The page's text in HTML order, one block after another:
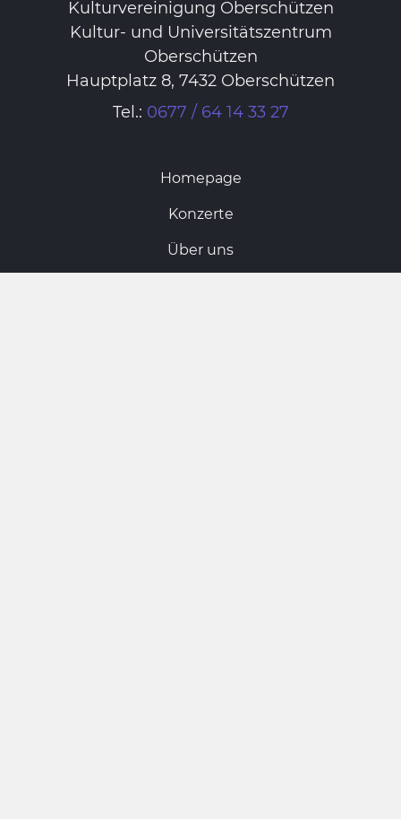
Kulturvereinigung Oberschützen
Kultur- und Universitätszentrum
Oberschützen
Hauptplatz 8, 7432 Oberschützen
Tel.: 0677 / 64 14 33 27
Homepage
Konzerte
Über uns